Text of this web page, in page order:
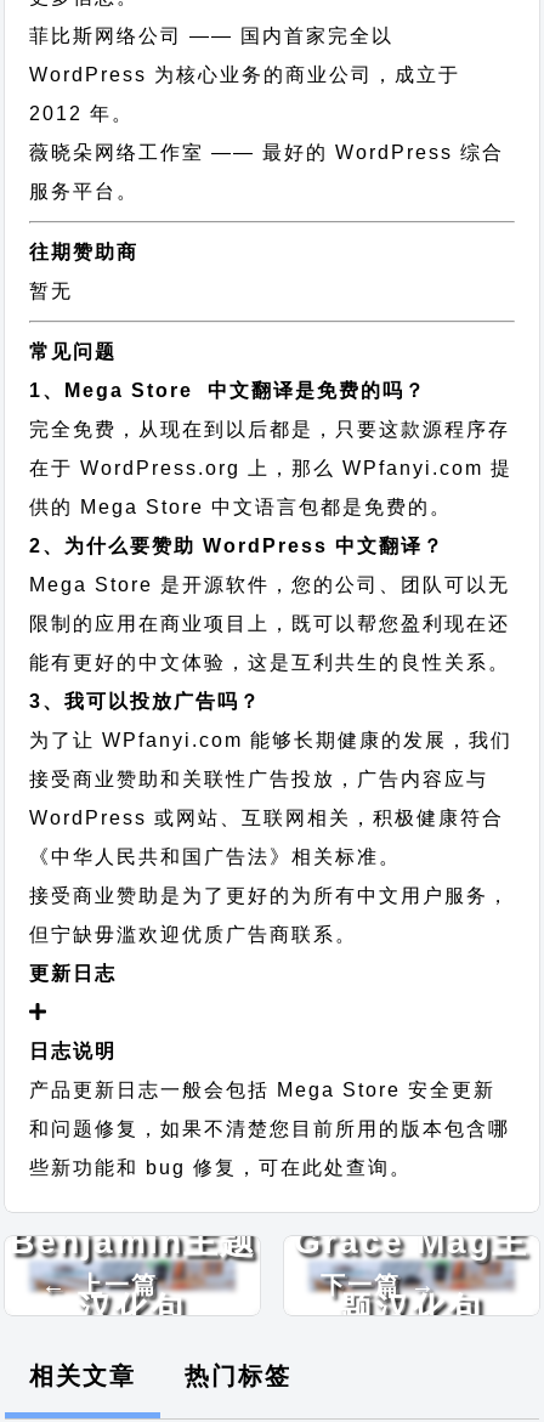
菲比斯网络公司
—— 国内首家完全以
WordPress 为核心业务的商业公司，成立于
2012 年。
薇晓朵网络工作室 —— 最好的 WordPress 综合
服务平台。
往期赞助商
暂无
常见问题
1、Mega Store 中文翻译是免费的吗？
完全免费，从现在到以后都是，只要这款源程序存
在于 WordPress.org 上，那么 WPfanyi.com 提
供的 Mega Store 中文语言包都是免费的。
2、为什么要赞助 WordPress 中文翻译？
Mega Store 是开源软件，您的公司、团队可以无
限制的应用在商业项目上，既可以帮您盈利现在还
能有更好的中文体验，这是互利共生的良性关系。
3、我可以投放广告吗？
为了让 WPfanyi.com 能够长期健康的发展，我们
接受商业赞助和关联性广告投放，广告内容应与
WordPress 或网站、互联网相关，积极健康符合
《中华人民共和国广告法》相关标准。
接受商业赞助是为了更好的为所有中文用户服务，
但宁缺毋滥欢迎优质广告商联系。
更新日志
日志说明
产品更新日志一般会包括 Mega Store 安全更新
和问题修复，如果不清楚您目前所用的版本包含哪
些新功能和 bug 修复，可在此处查询。
← 上一篇
Benjamin主题
汉化包
下一篇 →
Grace Mag主
题汉化包
相关文章 热门标签